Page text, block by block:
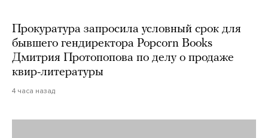
Прокуратура запросила условный срок для
бывшего гендиректора Popcorn Books
Дмитрия Протопопова по делу о продаже
квир-литературы
4 часа назад